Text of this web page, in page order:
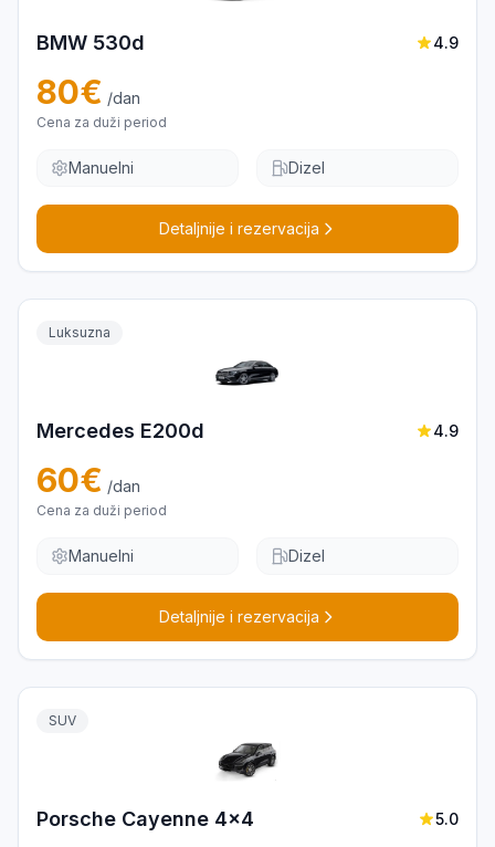
BMW 530d 4.9
80€ /dan
Cena za duži period
Manuelni Dizel
Detaljnije i rezervacija
Luksuzna
Mercedes E200d 4.9
60€ /dan
Cena za duži period
Manuelni Dizel
Detaljnije i rezervacija
SUV
Porsche Cayenne 4x4 5.0